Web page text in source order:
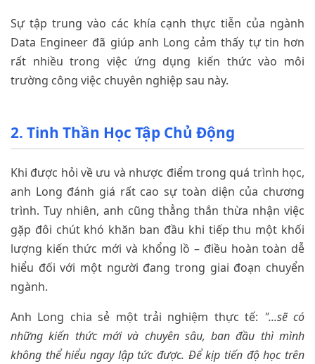
Sự tập trung vào các khía cạnh thực tiễn của ngành
Data Engineer đã giúp anh Long cảm thấy tự tin hơn
rất nhiều trong việc ứng dụng kiến thức vào môi
trường công việc chuyên nghiệp sau này.
2. Tinh Thần Học Tập Chủ Động
Khi được hỏi về ưu và nhược điểm trong quá trình học,
anh Long đánh giá rất cao sự toàn diện của chương
trình. Tuy nhiên, anh cũng thẳng thắn thừa nhận việc
gặp đôi chút khó khăn ban đầu khi tiếp thu một khối
lượng kiến thức mới và khổng lồ – điều hoàn toàn dễ
hiểu đối với một người đang trong giai đoạn chuyển
ngành.
Anh Long chia sẻ một trải nghiệm thực tế: "...sẽ có
những kiến thức mới và chuyên sâu, ban đầu thì mình
không thể hiểu ngay lập tức được. Để kịp tiến độ học trên